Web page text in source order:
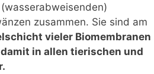
zusammen. Sie sind am
vieler Biomembranen
in allen tierischen und